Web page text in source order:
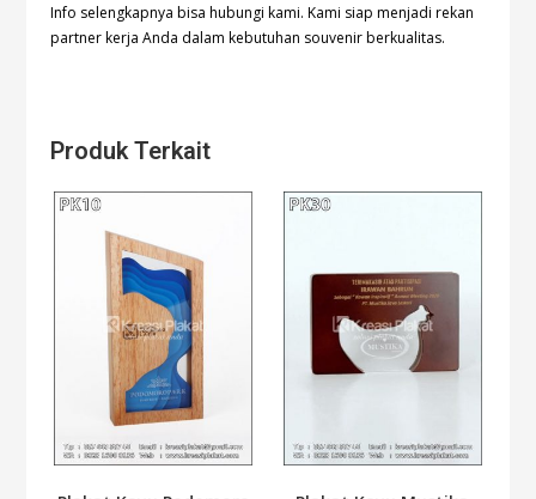
Info selengkapnya bisa hubungikami. Kami siap menjadi rekan
partner kerja Anda dalam kebutuhan souvenir berkualitas.
Produk Terkait